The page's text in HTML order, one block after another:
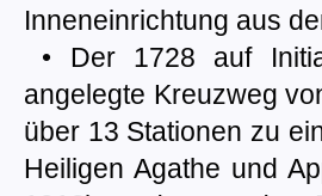
Inneneinrichtung aus
• Der 1728 auf
angelegte Kreuzweg
über 13 Stationen zu
Heiligen Agathe und